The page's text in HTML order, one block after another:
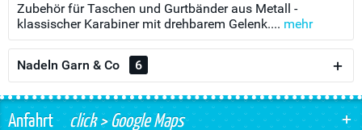
Zubehör für Taschen und Gurtbänder aus Metall -
klassischer Karabiner mit drehbarem Gelenk.... mehr
Nadeln Garn & Co 6
Anfahrtclick > Google Maps